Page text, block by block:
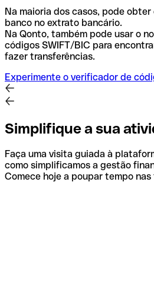
Na maioria dos casos, pode obter
banco no extrato bancário.
Na Qonto, também pode usar o
códigos SWIFT/BIC para
fazer transferências.
Experimente o verificador de
Simplifique a sua
Faça uma visita guiada à
como simplificamos a gestão
Comece hoje a poupar tempo